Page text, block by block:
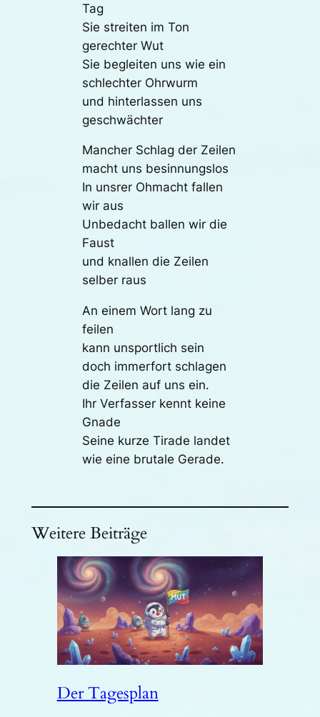
Tag
Sie streiten im Ton
gerechter Wut
Sie begleiten uns wie ein
schlechter Ohrwurm
und hinterlassen uns
geschwächter
Mancher Schlag der Zeilen
macht uns besinnungslos
In unsrer Ohmacht fallen
wir aus
Unbedacht ballen wir die
Faust
und knallen die Zeilen
selber raus
An einem Wort lang zu
feilen
kann unsportlich sein
doch immerfort schlagen
die Zeilen auf uns ein.
Ihr Verfasser kennt keine
Gnade
Seine kurze Tirade landet
wie eine brutale Gerade.
Weitere Beiträge
Der Tagesplan